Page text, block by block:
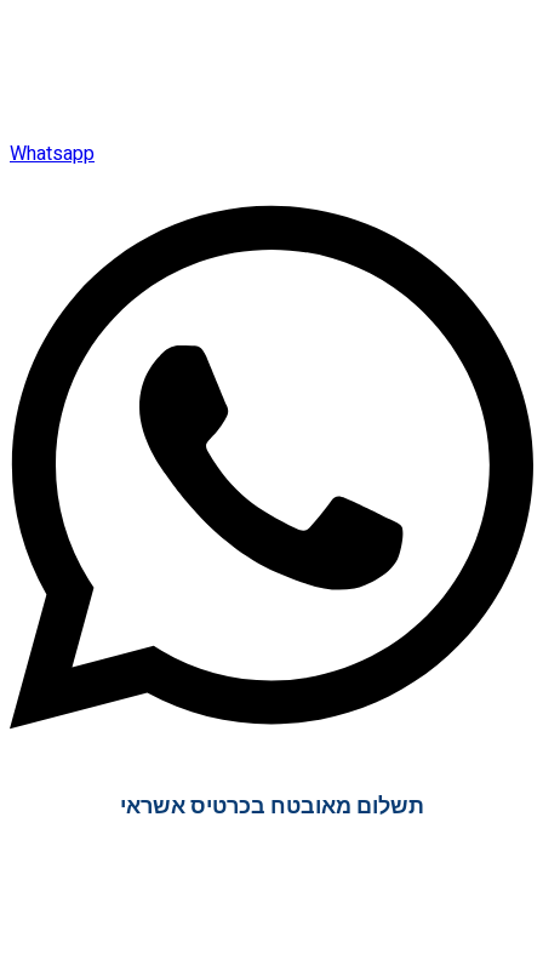
Whatsapp
תשלום מאובטח בכרטיס אשראי